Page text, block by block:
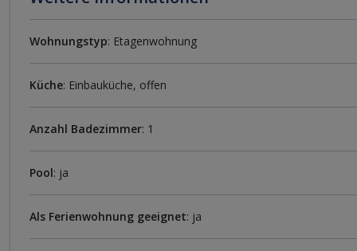
Wohnungstyp: Etagenwohnung
Küche: Einbauküche, offen
Anzahl Badezimmer: 1
Pool: ja
Als Ferienwohnung geeignet: ja